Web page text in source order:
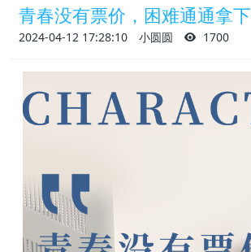
青春没有票价，困难通通拿下
2024-04-12 17:28:10 小圆圆 1700